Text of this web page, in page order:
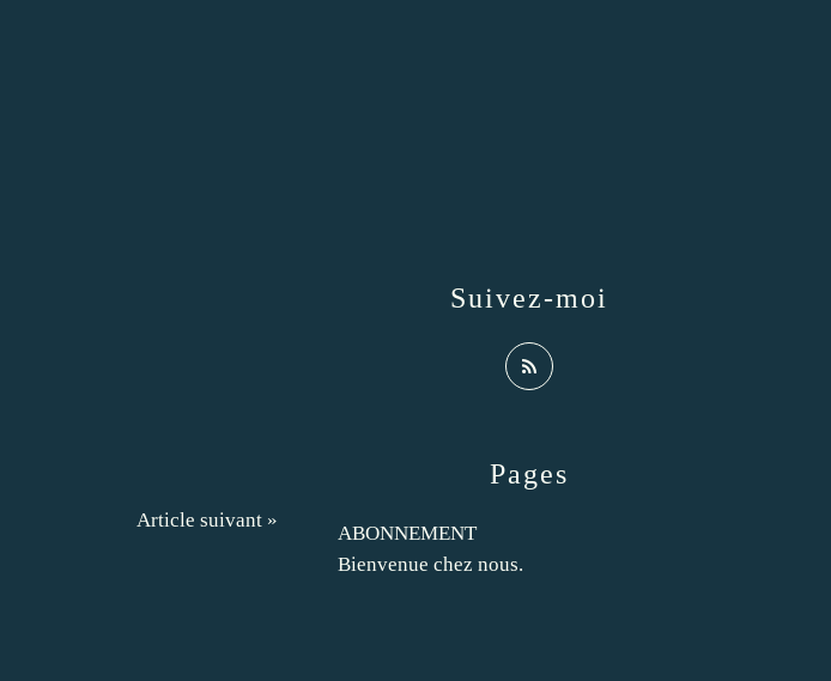
Article suivant »
Pages
ABONNEMENT
Bienvenue chez nous.
Suivez-moi